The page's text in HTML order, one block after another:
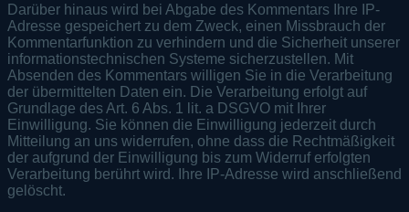
Darüber hinaus wird bei Abgabe des Kommentars Ihre IP-
Adresse gespeichert zu dem Zweck, einen Missbrauch der
Kommentarfunktion zu verhindern und die Sicherheit unserer
informationstechnischen Systeme sicherzustellen. Mit
Absenden des Kommentars willigen Sie in die Verarbeitung
der übermittelten Daten ein. Die Verarbeitung erfolgt auf
Grundlage des Art. 6 Abs. 1 lit. a DSGVO mit Ihrer
Einwilligung. Sie können die Einwilligung jederzeit durch
Mitteilung an uns widerrufen, ohne dass die Rechtmäßigkeit
der aufgrund der Einwilligung bis zum Widerruf erfolgten
Verarbeitung berührt wird. Ihre IP-Adresse wird anschließend
gelöscht.